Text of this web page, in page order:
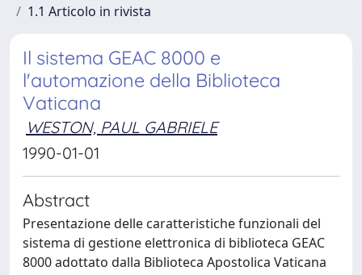
1.1 Articolo in rivista
Il sistema GEAC 8000 e
l'automazione della Biblioteca
Vaticana
WESTON, PAUL GABRIELE
1990-01-01
Abstract
Presentazione delle caratteristiche funzionali del
sistema di gestione elettronica di biblioteca GEAC
8000 adottato dalla Biblioteca Apostolica Vaticana